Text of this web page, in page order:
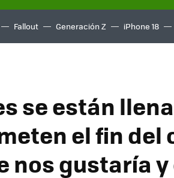
Fallout Generación Z iPhone 18
se están
el fin del
nos gustaría